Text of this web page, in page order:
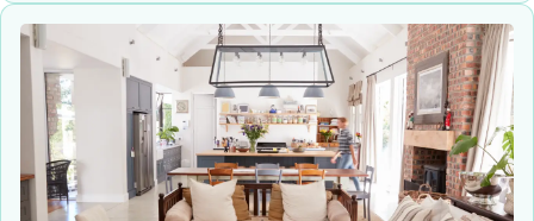
longueur, mais aussi la profondeur afin de déterminer
le volume que peut contenir le sujet du calcul.
L’utilisation du calcul du m² est particulièrement utile
pour déterminer la surface d’une pièce, notamment
dans un cadre immobilier où l’on veut connaître les
capacités de chaque pièce. L’utilisation du calcul du m³